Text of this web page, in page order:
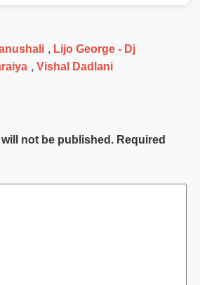
, Lijo George - Dj
, Vishal Dadlani
not be published. Required